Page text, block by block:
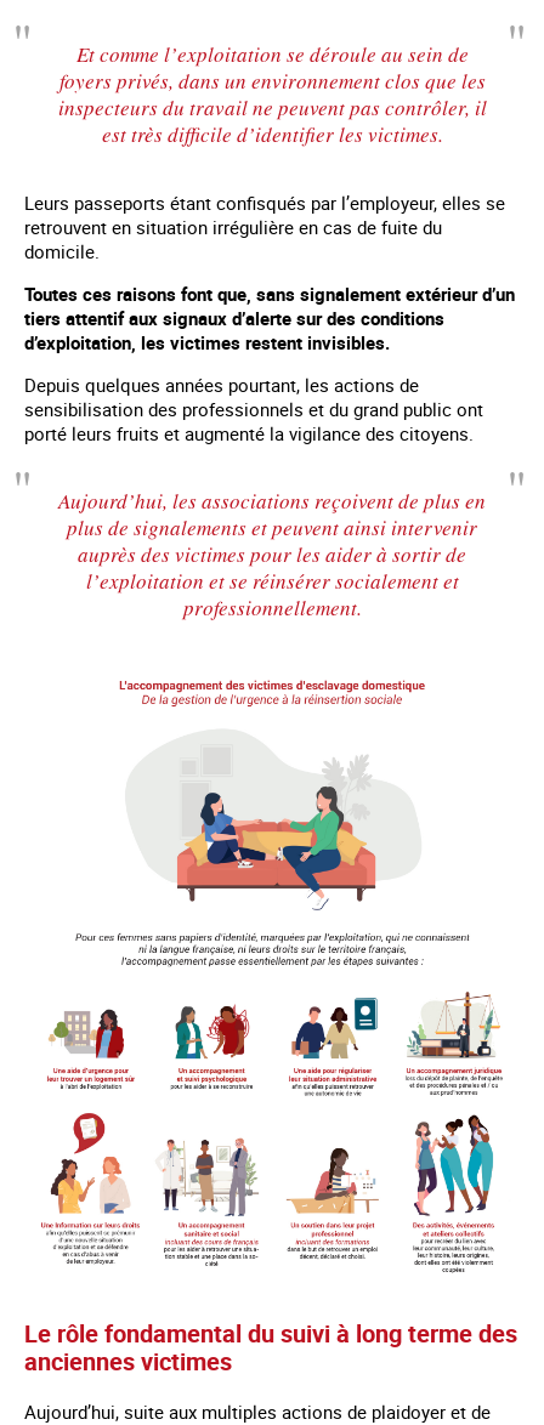
Et comme l’exploitation se déroule au sein de
foyers privés, dans un environnement clos que les
inspecteurs du travail ne peuvent pas contrôler, il
est très difficile d’identifier les victimes.
Leurs passeports étant confisqués par l’employeur, elles se
retrouvent en situation irrégulière en cas de fuite du
domicile.
Toutes ces raisons font que, sans signalement extérieur d’un
tiers attentif aux signaux d’alerte sur des conditions
d’exploitation, les victimes restent invisibles.
Depuis quelques années pourtant, les actions de
sensibilisation des professionnels et du grand public ont
porté leurs fruits et augmenté la vigilance des citoyens.
Aujourd’hui, les associations reçoivent de plus en
plus de signalements et peuvent ainsi intervenir
auprès des victimes pour les aider à sortir de
l’exploitation et se réinsérer socialement et
professionnellement.
Le rôle fondamental du suivi à long terme des
anciennes victimes
Aujourd’hui, suite aux multiples actions de plaidoyer et de